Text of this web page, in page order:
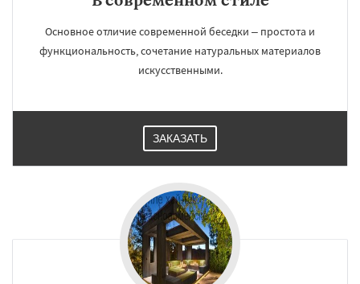
Основное отличие современной беседки – простота и
функциональность, сочетание натуральных материалов
искусственными.
ЗАКАЗАТЬ